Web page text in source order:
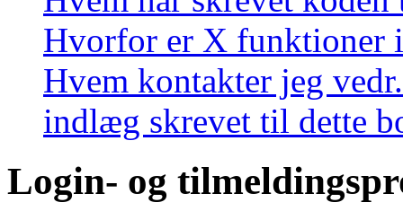
Hvorfor er X funktioner
Hvem kontakter jeg
indlæg skrevet til dette
Login- og